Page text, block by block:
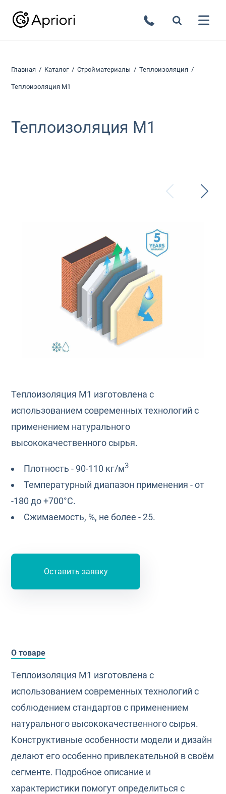
Главная Каталог Стройматериалы Теплоизоляция
Теплоизоляция М1
Теплоизоляция М1
Теплоизоляция М1 изготовлена с
использованием современных технологий с
применением натурального
высококачественного сырья.
Плотность - 90-110 кг/м3
Температурный диапазон применения - от
-180 до +700°С.
Сжимаемость, %, не более - 25.
Оставить заявку
О товаре
Теплоизоляция М1 изготовлена с
использованием современных технологий с
соблюдением стандартов с применением
натурального высококачественного сырья.
Конструктивные особенности модели и дизайн
делают его особенно привлекательной в своём
сегменте. Подробное описание и
характеристики помогут определиться с